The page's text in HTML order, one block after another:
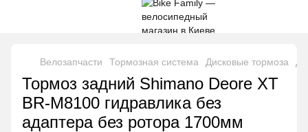
Велозапчасти Тормозная система Дисковые тормоза
Тормоз задний Shimano Deore XT
BR-M8100 гидравлика без
адаптера без ротора 1700мм